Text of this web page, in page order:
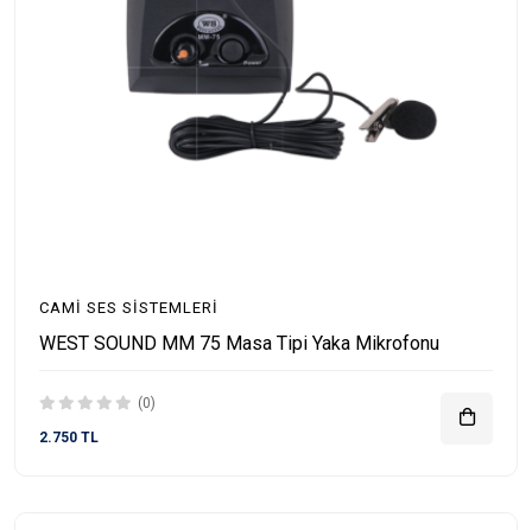
CAMI SES SISTEMLERI
WEST SOUND MM 75 Masa Tipi Yaka Mikrofonu
(0)
2.750 TL